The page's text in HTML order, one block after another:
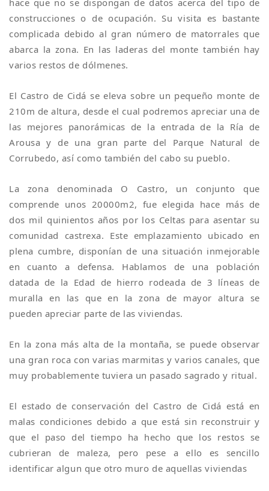
hace que no se dispongan de datos acerca del tipo de
construcciones o de ocupación. Su visita es bastante
complicada debido al gran número de matorrales que
abarca la zona. En las laderas del monte también hay
varios restos de dólmenes.
El Castro de Cidá se eleva sobre un pequeño monte de
210m de altura, desde el cual podremos apreciar una de
las mejores panorámicas de la entrada de la Ría de
Arousa y de una gran parte del Parque Natural de
Corrubedo, así como también del cabo su pueblo.
La zona denominada O Castro, un conjunto que
comprende unos 20000m2, fue elegida hace más de
dos mil quinientos años por los Celtas para asentar su
comunidad castrexa. Este emplazamiento ubicado en
plena cumbre, disponían de una situación inmejorable
en cuanto a defensa. Hablamos de una población
datada de la Edad de hierro rodeada de 3 líneas de
muralla en las que en la zona de mayor altura se
pueden apreciar parte de las viviendas.
En la zona más alta de la montaña, se puede observar
una gran roca con varias marmitas y varios canales, que
muy probablemente tuviera un pasado sagrado y ritual.
El estado de conservación del Castro de Cidá está en
malas condiciones debido a que está sin reconstruir y
que el paso del tiempo ha hecho que los restos se
cubrieran de maleza, pero pese a ello es sencillo
identificar algun que otro muro de aquellas viviendas